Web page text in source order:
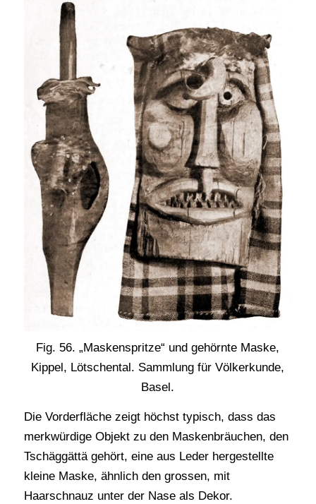
Fig. 56. „Maskenspritze“ und gehörnte Maske,
Kippel, Lötschental. Sammlung für Völkerkunde,
Basel.
Die Vorderfläche zeigt höchst typisch, dass das
merkwürdige Objekt zu den Maskenbräuchen, den
Tschäggättä gehört, eine aus Leder hergestellte
kleine Maske, ähnlich den grossen, mit
Haarschnauz unter der Nase als Dekor.